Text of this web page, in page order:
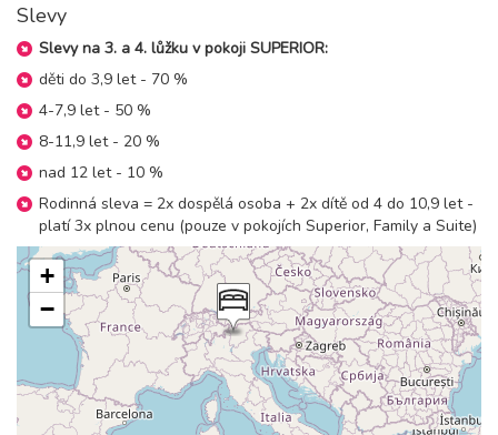
14.03. - 21.03.27
neděle - neděle
25 700 Kč
21.03. - 28.03.27
27 400 Kč
28.03. - 04.04.27
neděle - neděle
8 dní (7 nocí)
29 800 Kč rezervovat
Slevy
Slevy na 3. a 4. lůžku v pokoji SUPERIOR:
děti do 3,9 let - 70 %
4-7,9 let - 50 %
8-11,9 let - 20 %
nad 12 let - 10 %
Rodinná sleva = 2x dospělá osoba + 2x dítě od 4 do 10,9 let -
platí 3x plnou cenu (pouze v pokojích Superior, Family a Suite)
+
−